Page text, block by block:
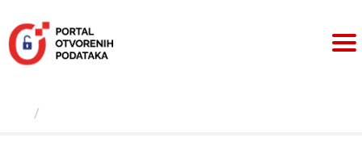
sadržaj